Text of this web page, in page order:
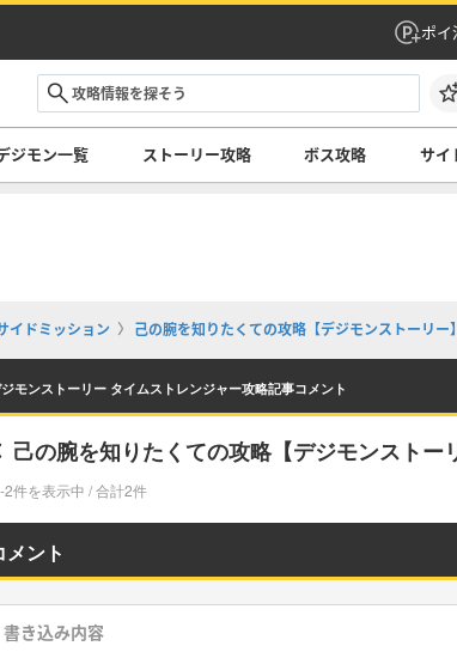
ポイ
ジモン一覧 ストーリー攻略 ボス攻略 サイ
イドミッション 己の腕を知りたくての攻略【デジモンストーリー】
モンストーリー タイムストレンジャー攻略記事コメント
己の腕を知りたくての攻略【デジモンストー
2件を表示中 / 合計2件
メント